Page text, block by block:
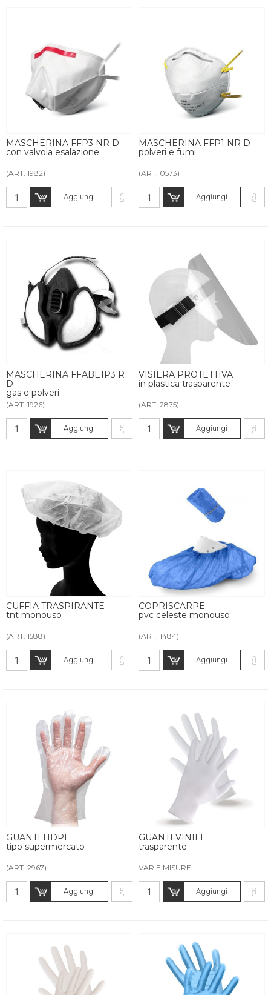
MASCHERINA FFP3 NR D
con valvola esalazione
(ART. 1982)
Aggiungi
MASCHERINA FFP1 NR D
polveri e fumi
(ART. 0573)
Aggiungi
MASCHERINA FFABE1P3 R
D
gas e polveri
(ART. 1926)
Aggiungi
VISIERA PROTETTIVA
in plastica trasparente
(ART. 2875)
Aggiungi
CUFFIA TRASPIRANTE
tnt monouso
(ART. 1588)
Aggiungi
COPRISCARPE
pvc celeste monouso
(ART. 1484)
Aggiungi
GUANTI HDPE
tipo supermercato
(ART. 2967)
Aggiungi
GUANTI VINILE
trasparente
VARIE MISURE
Aggiungi